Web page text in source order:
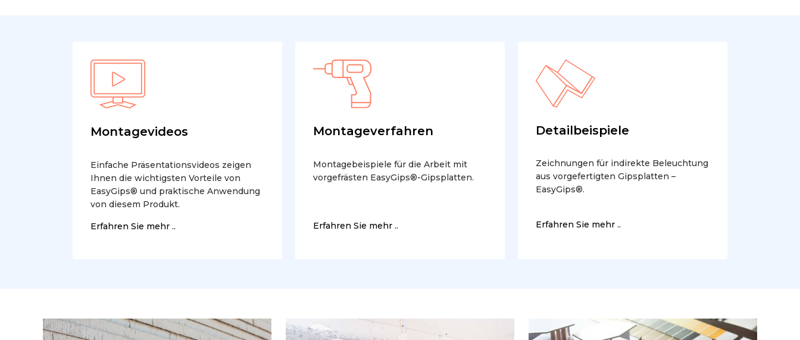
Montagevideos
Einfache Präsentationsvideos zeigen
Ihnen die wichtigsten Vorteile von
EasyGips® und praktische Anwendung
von diesem Produkt.
Erfahren Sie mehr ..
Montageverfahren
Montagebeispiele für die Arbeit mit
vorgefrästen EasyGips®-Gipsplatten.
Erfahren Sie mehr ..
Detailbeispiele
Zeichnungen für indirekte Beleuchtung
aus vorgefertigten Gipsplatten –
EasyGips®.
Erfahren Sie mehr ..